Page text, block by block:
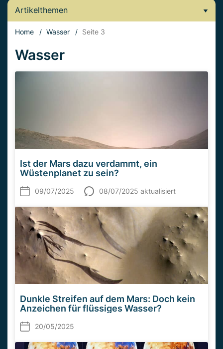
Artikelthemen
Home / Wasser / Seite 3
Wasser
Ist der Mars dazu verdammt, ein
Wüstenplanet zu sein?
09/07/2025 08/07/2025 aktualisiert
Dunkle Streifen auf dem Mars: Doch kein
Anzeichen für flüssiges Wasser?
20/05/2025